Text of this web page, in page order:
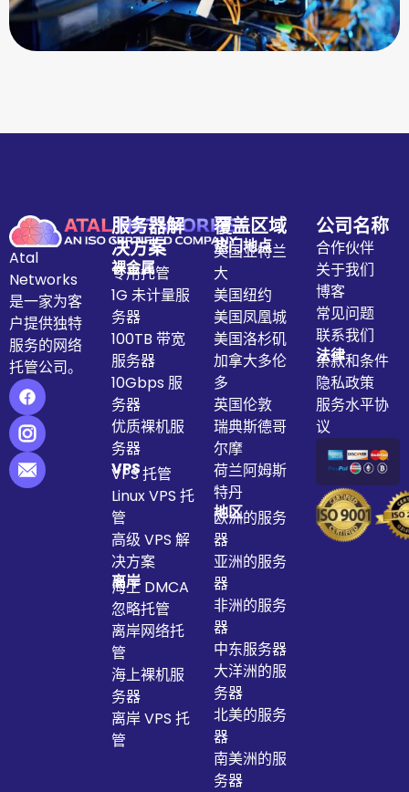
Atal
Networks
是一家为客
户提供独特
服务的网络
托管公司。
服务器解
决方案
裸金属
专用托管
1G 未计量服
务器
100TB 带宽
服务器
10Gbps 服
务器
优质裸机服
务器
VPS
VPS 托管
Linux VPS 托
管
高级 VPS 解
决方案
离岸
海上 DMCA
忽略托管
离岸网络托
管
海上裸机服
务器
离岸 VPS 托
管
覆盖区域
热门地点
美国亚特兰
大
美国纽约
美国凤凰城
美国洛杉矶
加拿大多伦
多
英国伦敦
瑞典斯德哥
尔摩
荷兰阿姆斯
特丹
地区
欧洲的服务
器
亚洲的服务
器
非洲的服务
器
中东服务器
大洋洲的服
务器
北美的服务
器
南美洲的服
务器
公司名称
合作伙伴
关于我们
博客
常见问题
联系我们
法律
条款和条件
隐私政策
服务水平协
议